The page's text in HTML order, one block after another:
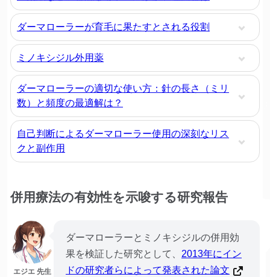
ダーマローラーが育毛に果たすとされる役割
ミノキシジル外用薬
ダーマローラーの適切な使い方：針の長さ（ミリ
数）と頻度の最適解は？
自己判断によるダーマローラー使用の深刻なリス
クと副作用
併用療法の有効性を示唆する研究報告
エジエ 先生
ダーマローラーとミノキシジルの併用効
果を検証した研究として、 2013年にイン
ドの研究者らによって発表された論文